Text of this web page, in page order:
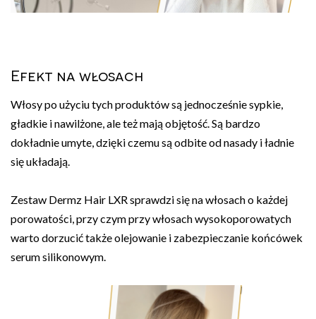
Efekt na włosach
Włosy po użyciu tych produktów są jednocześnie sypkie,
gładkie i nawilżone, ale też mają objętość. Są bardzo
dokładnie umyte, dzięki czemu są odbite od nasady i ładnie
się układają.
Zestaw Dermz Hair LXR sprawdzi się na włosach o każdej
porowatości, przy czym przy włosach wysokoporowatych
warto dorzucić także olejowanie i zabezpieczanie końcówek
serum silikonowym.